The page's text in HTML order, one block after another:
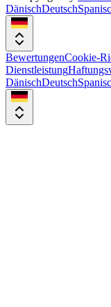
DänischDeutsch
BewertungenCookie-
Dienstleistung
DänischDeutsch